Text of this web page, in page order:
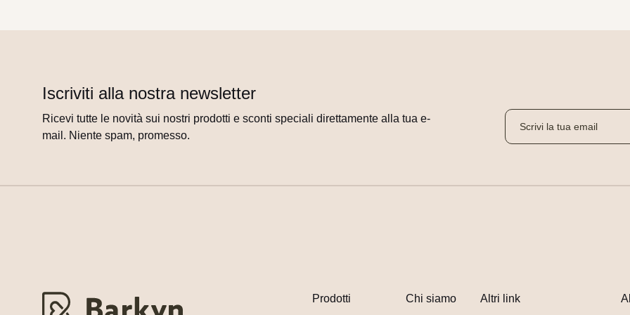
Iscriviti alla nostra newsletter
Ricevi tutte le novità sui nostri prodotti e sconti speciali direttamente alla tua e-
mail. Niente spam, promesso.
Prodotti Chi siamo Altri link